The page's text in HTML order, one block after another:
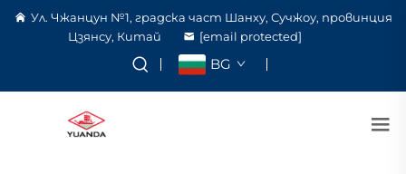
Ул. Чжанцун №1, градска част Шанху, Сучжоу, провинция
Цзянсу, Китай
[email protected]
BG